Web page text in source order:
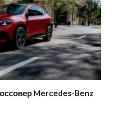
Mercedes-Benz